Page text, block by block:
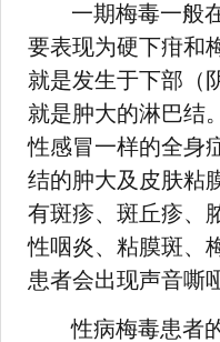
一期梅毒一般
要表现为硬下疳和
就是发生于下部（
就是肿大的淋巴结
性感冒一样的全身
结的肿大及皮肤粘
有斑疹、斑丘疹、
性咽炎、粘膜斑、
患者会出现声音嘶
性病梅毒患者